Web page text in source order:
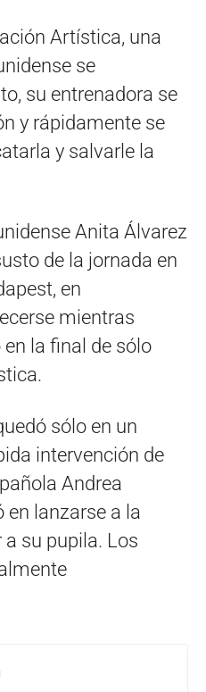
Artística, una
se
su entrenadora se
y rápidamente se
y salvarle la
Anita Álvarez
de la jornada en
en
mientras
la final de sólo
sólo en un
intervención de
Andrea
en lanzarse a la
su pupila. Los